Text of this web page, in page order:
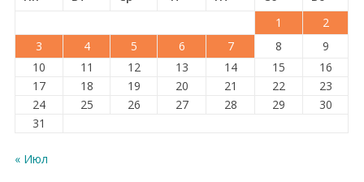
1
2
3
4 5 6 7 8
9
10
11 12 13 14 15
16
17
18 19 20 21 22
23
24
25 26 27 28 29
30
31
« Июл